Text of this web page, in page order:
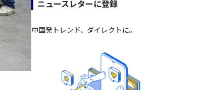
ニュースレターに登録
中国発トレンド、ダイレクトに。